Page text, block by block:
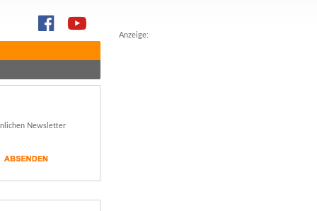
Anzeige:
Newsletter